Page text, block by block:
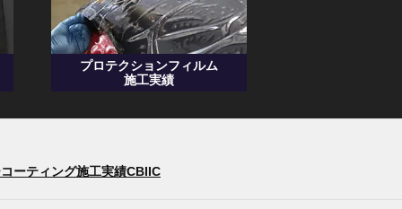
プロテクションフィルム
施工実績
ーティング施工実績CBIIC